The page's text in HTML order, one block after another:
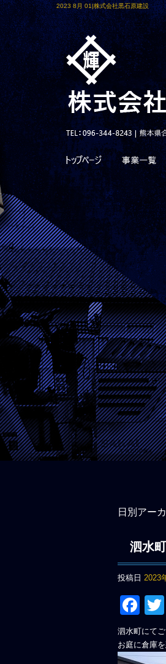
2023 8月 01|株式会社黒石原建設
日別アー
泗水
投稿日 2023
泗水町にて
お庭に倉庫